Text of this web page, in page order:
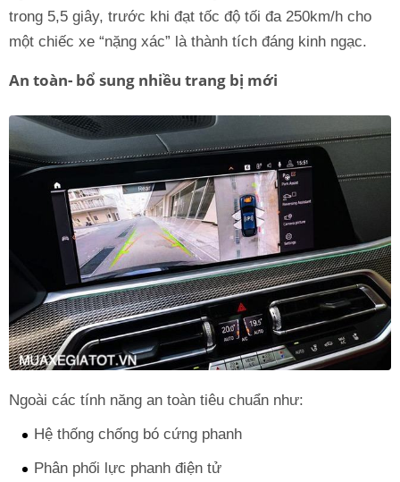
trong 5,5 giây, trước khi đạt tốc độ tối đa 250km/h cho
một chiếc xe “nặng xác” là thành tích đáng kinh ngạc.
An toàn- bổ sung nhiều trang bị mới
Ngoài các tính năng an toàn tiêu chuẩn như:
Hệ thống chống bó cứng phanh
Phân phối lực phanh điện tử